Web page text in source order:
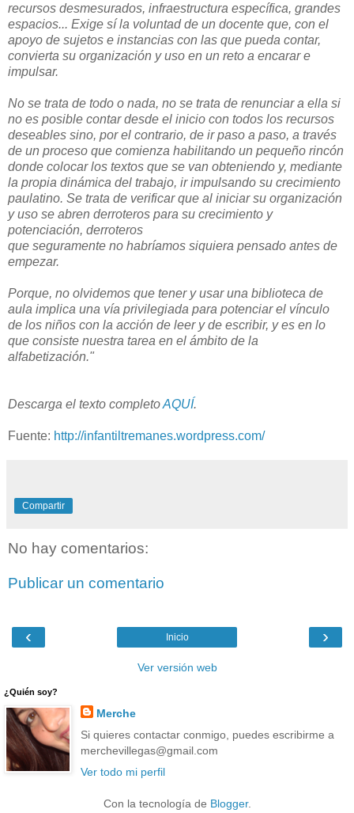
recursos desmesurados, infraestructura específica, grandes
espacios... Exige sí la voluntad de un docente que, con el
apoyo de sujetos e instancias con las que pueda contar,
convierta su organización y uso en un reto a encarar e
impulsar.
No se trata de todo o nada, no se trata de renunciar a ella si
no es posible contar desde el inicio con todos los recursos
deseables sino, por el contrario, de ir paso a paso, a través
de un proceso que comienza habilitando un pequeño rincón
donde colocar los textos que se van obteniendo y, mediante
la propia dinámica del trabajo, ir impulsando su crecimiento
paulatino. Se trata de verificar que al iniciar su organización
y uso se abren derroteros para su crecimiento y
potenciación, derroteros
que seguramente no habríamos siquiera pensado antes de
empezar.
Porque, no olvidemos que tener y usar una biblioteca de
aula implica una vía privilegiada para potenciar el vínculo
de los niños con la acción de leer y de escribir, y es en lo
que consiste nuestra tarea en el ámbito de la
alfabetización."
Descarga el texto completoAQUÍ.
Fuente: http://infantiltremanes.wordpress.com/
Compartir
No hay comentarios:
Publicar un comentario
‹ ›
Inicio
Ver versión web
¿Quién soy?
Merche
Si quieres contactar conmigo, puedes escribirme a
merchevillegas@gmail.com
Ver todo mi perfil
Con la tecnología de Blogger.